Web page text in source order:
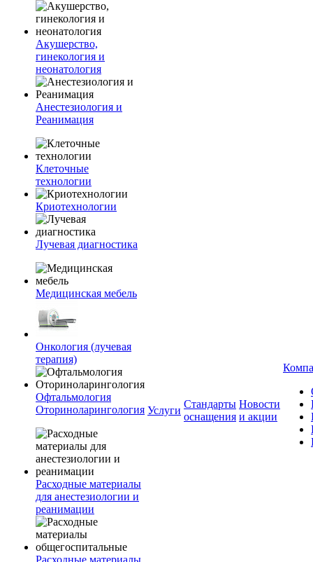
Акушерство,
гинекология и
неонатология
Анестезиология и
Реанимация
Клеточные
технологии
Криотехнологии
Лучевая диагностика
Медицинская мебель
Онкология (лучевая
терапия)
Офтальмология
Оториноларингология
Расходные материалы
для анестезиологии и
реанимации
Расходные материалы
Услуги
Стандарты
оснащения
Новости
и акции